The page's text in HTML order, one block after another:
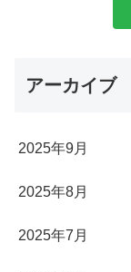
アーカイブ
2025年9月
2025年8月
2025年7月